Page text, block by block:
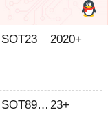
SOT23 2020+
SOT89TO92 23+